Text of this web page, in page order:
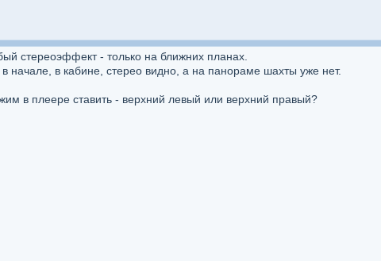
стереоэффект - только на ближних планах.
начале, в кабине, стерео видно, а на панораме шахты уже нет.
в плеере ставить - верхний левый или верхний правый?